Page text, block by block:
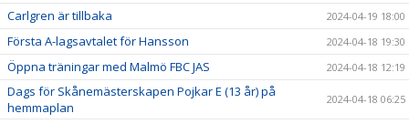
Carlgren är tillbaka 2024-04-19 18:00
Första A-lagsavtalet för Hansson 2024-04-18 19:30
Öppna träningar med Malmö FBC JAS 2024-04-18 12:19
Dags för Skånemästerskapen Pojkar E (13 år) på
hemmaplan
2024-04-18 06:25